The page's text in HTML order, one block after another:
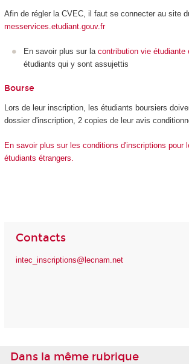
Afin de régler la CVEC, il faut se connecter au site
messervices.etudiant.gouv.fr
En savoir plus sur la contribution vie étudiante
étudiants qui y sont assujettis
Bourse
Lors de leur inscription, les étudiants boursiers
dossier d'inscription, 2 copies de leur avis
En savoir plus sur les conditions d'inscriptions pour
étudiants étrangers.
Contacts
intec_inscriptions@lecnam.net
Dans la même rubrique